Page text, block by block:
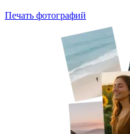
Печать фотографий